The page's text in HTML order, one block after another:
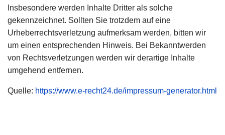
Insbesondere werden Inhalte Dritter als solche
gekennzeichnet. Sollten Sie trotzdem auf eine
Urheberrechtsverletzung aufmerksam werden, bitten wir
um einen entsprechenden Hinweis. Bei Bekanntwerden
von Rechtsverletzungen werden wir derartige Inhalte
umgehend entfernen.
Quelle: https://www.e-recht24.de/impressum-generator.html